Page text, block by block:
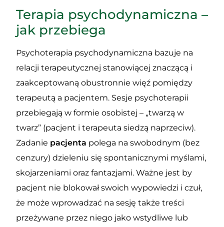
Terapia psychodynamiczna –
jak przebiega
Psychoterapia psychodynamiczna bazuje na
relacji terapeutycznej stanowiącej znaczącą i
zaakceptowaną obustronnie więź pomiędzy
terapeutą a pacjentem. Sesje psychoterapii
przebiegają w formie osobistej – „twarzą w
twarz” (pacjent i terapeuta siedzą naprzeciw).
Zadanie pacjenta polega na swobodnym (bez
cenzury) dzieleniu się spontanicznymi myślami,
skojarzeniami oraz fantazjami. Ważne jest by
pacjent nie blokował swoich wypowiedzi i czuł,
że może wprowadzać na sesję także treści
przeżywane przez niego jako wstydliwe lub